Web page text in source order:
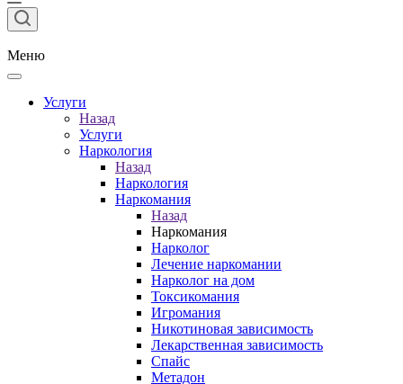
Меню
Услуги
Назад
Услуги
Наркология
Назад
Наркология
Наркомания
Назад
Наркомания
Нарколог
Лечение наркомании
Нарколог на дом
Токсикомания
Игромания
Никотиновая зависимость
Лекарственная зависимость
Спайс
Метадон